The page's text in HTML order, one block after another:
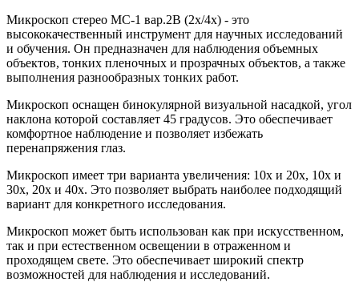
Микроскоп стерео МС-1 вар.2B (2х/4х) - это
высококачественный инструмент для научных исследований
и обучения. Он предназначен для наблюдения объемных
объектов, тонких пленочных и прозрачных объектов, а также
выполнения разнообразных тонких работ.
Микроскоп оснащен бинокулярной визуальной насадкой, угол
наклона которой составляет 45 градусов. Это обеспечивает
комфортное наблюдение и позволяет избежать
перенапряжения глаз.
Микроскоп имеет три варианта увеличения: 10х и 20х, 10х и
30х, 20х и 40х. Это позволяет выбрать наиболее подходящий
вариант для конкретного исследования.
Микроскоп может быть использован как при искусственном,
так и при естественном освещении в отраженном и
проходящем свете. Это обеспечивает широкий спектр
возможностей для наблюдения и исследований.